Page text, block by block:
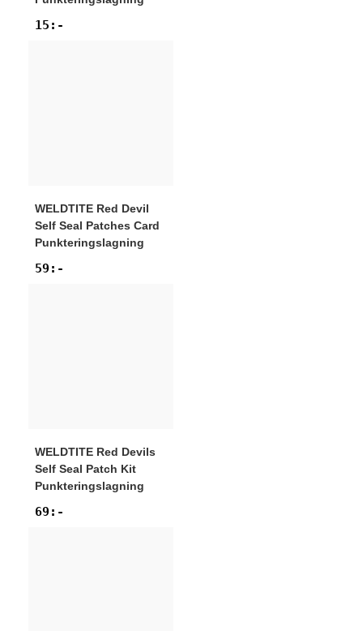
15 :-
WELDTITE Red Devil
Self Seal Patches Card
Punkteringslagning
59 :-
WELDTITE Red Devils
Self Seal Patch Kit
Punkteringslagning
69 :-